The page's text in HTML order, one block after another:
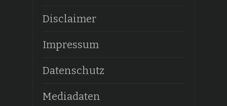
Disclaimer
Impressum
Datenschutz
Mediadaten